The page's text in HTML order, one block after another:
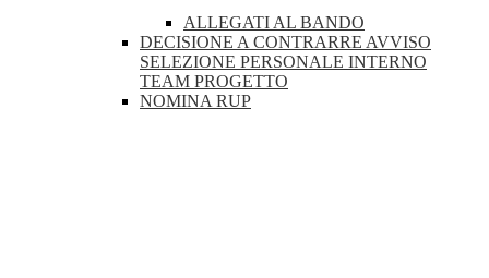
ALLEGATI AL BANDO
DECISIONE A CONTRARRE AVVISO
SELEZIONE PERSONALE INTERNO
TEAM PROGETTO
NOMINA RUP